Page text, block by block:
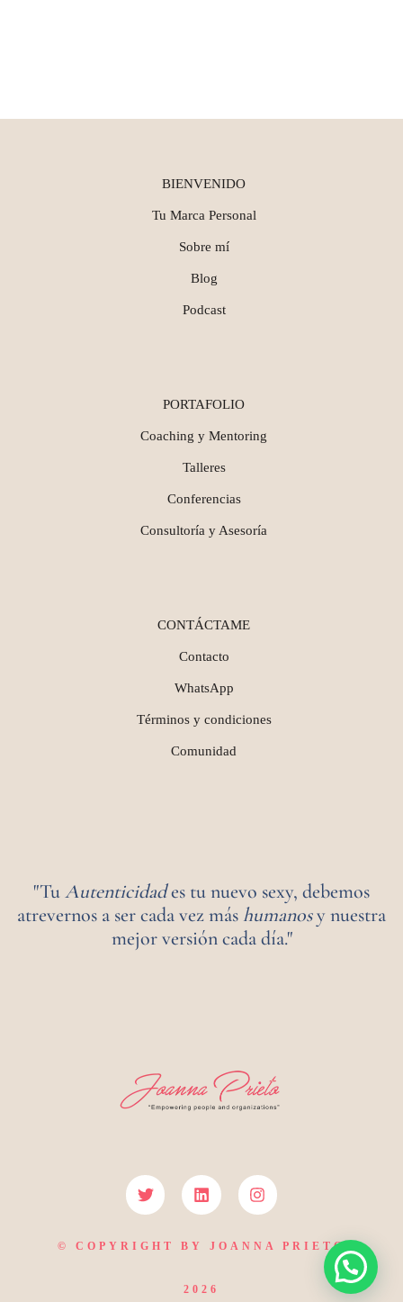
BIENVENIDO
Tu Marca Personal
Sobre mí
Blog
Podcast
PORTAFOLIO
Coaching y Mentoring
Talleres
Conferencias
Consultoría y Asesoría
CONTÁCTAME
Contacto
WhatsApp
Términos y condiciones
Comunidad
"TuAutenticidades tu nuevo sexy, debemos
atrevernos a ser cada vez máshumanosy nuestra
mejor versión cada día."
© COPYRIGHT BY JOANNA PRIETO
2026